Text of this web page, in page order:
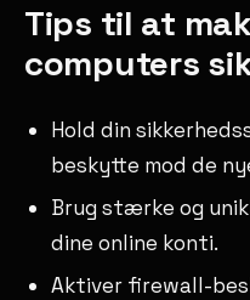
Tips til at
computers
Hold din
beskytte mod de
Brug stærke og
dine online konti.
Aktiver firewall-